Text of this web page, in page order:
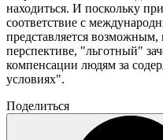
находиться. И поскольку
соответствие с
представляется
перспективе, "льготный"
компенсации людям за
условиях".
Поделиться